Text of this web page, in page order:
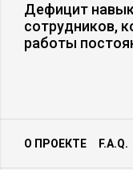
Дефицит
сотрудников,
работы
О ПРОЕКТЕ F.A.Q.